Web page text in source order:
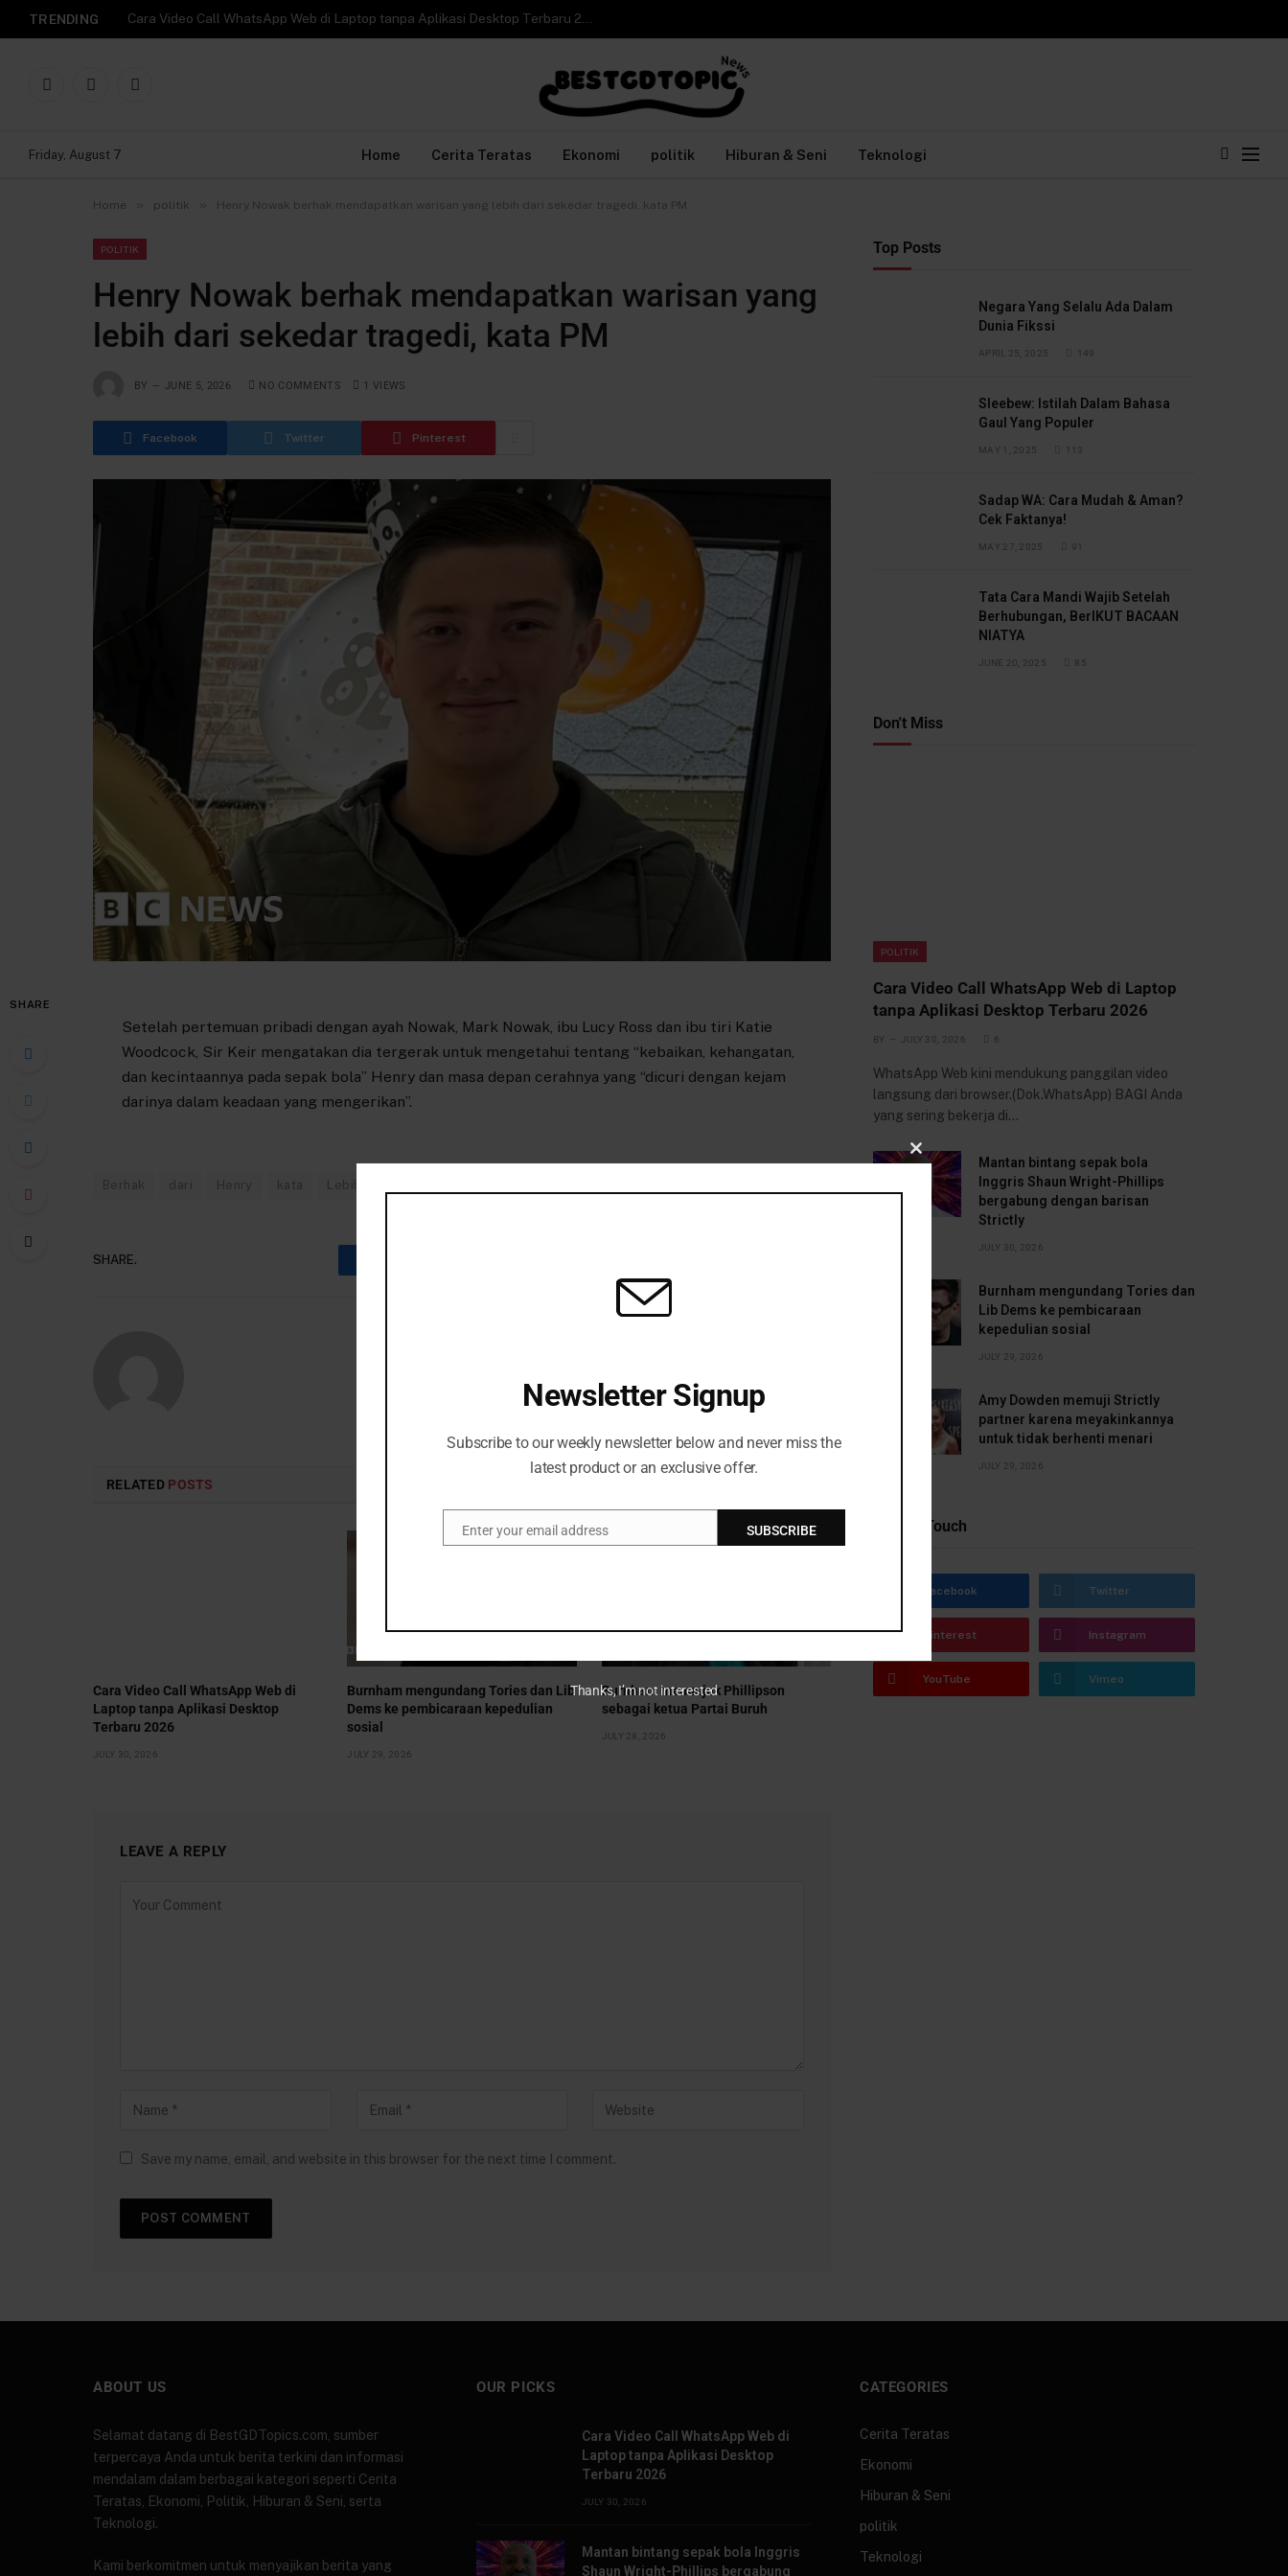
TRENDING Cara Video Call WhatsApp Web di Laptop tanpa Aplikasi Desktop Terbaru 2026
Facebook
X
Instagram
Friday, August 7 Home Cerita Teratas Ekonomi politik Hiburan & Seni Teknologi
Home politik Henry Nowak berhak mendapatkan warisan yang lebih dari sekedar tragedi, kata PM
POLITIK
Henry Nowak berhak mendapatkan warisan yang
lebih dari sekedar tragedi, kata PM
BY JUNE 5, 2026 NO COMMENTS 1 VIEWS
Facebook Twitter Pinterest
SHARE
Setelah pertemuan pribadi dengan ayah Nowak, Mark Nowak, ibu Lucy Ross dan ibu tiri Katie
Woodcock, Sir Keir mengatakan dia tergerak untuk mengetahui tentang “kebaikan, kehangatan,
dan kecintaannya pada sepak bola” Henry dan masa depan cerahnya yang “dicuri dengan kejam
darinya dalam keadaan yang mengerikan”.
Berhak dari Henry kata Lebih
SHARE.
LinkedIn Tumblr
RELATED POSTS
Cara Video Call WhatsApp Web di
Laptop tanpa Aplikasi Desktop
Terbaru 2026
JULY 30, 2026
Burnham mengundang Tories dan Lib
Dems ke pembicaraan kepedulian
sosial
JULY 29, 2026
Burnham menunjuk Phillipson
sebagai ketua Partai Buruh
JULY 28, 2026
LEAVE A REPLY
Save my name, email, and website in this browser for the next time I comment.
Top Posts
Negara Yang Selalu Ada Dalam
Dunia Fikssi
APRIL 25, 2025 149
Sleebew: Istilah Dalam Bahasa
Gaul Yang Populer
MAY 1, 2025 113
Sadap WA: Cara Mudah & Aman?
Cek Faktanya!
MAY 27, 2025 91
Tata Cara Mandi Wajib Setelah
Berhubungan, BerIKUT BACAAN
NIATYA
JUNE 20, 2025 85
Don't Miss
POLITIK
Cara Video Call WhatsApp Web di Laptop
tanpa Aplikasi Desktop Terbaru 2026
BY JULY 30, 2026 6
WhatsApp Web kini mendukung panggilan video
langsung dari browser.(Dok.WhatsApp) BAGI Anda
yang sering bekerja di…
Mantan bintang sepak bola
Inggris Shaun Wright-Phillips
bergabung dengan barisan
Strictly
JULY 30, 2026
Burnham mengundang Tories dan
Lib Dems ke pembicaraan
kepedulian sosial
JULY 29, 2026
Amy Dowden memuji Strictly
partner karena meyakinkannya
untuk tidak berhenti menari
JULY 29, 2026
Stay In Touch
Facebook Twitter
Pinterest Instagram
YouTube Vimeo
ABOUT US
Selamat datang di BestGDTopics.com, sumber
terpercaya Anda untuk berita terkini dan informasi
mendalam dalam berbagai kategori seperti Cerita
Teratas, Ekonomi, Politik, Hiburan & Seni, serta
Teknologi.
Kami berkomitmen untuk menyajikan berita yang
OUR PICKS
Cara Video Call WhatsApp Web di
Laptop tanpa Aplikasi Desktop
Terbaru 2026
JULY 30, 2026
Mantan bintang sepak bola Inggris
Shaun Wright-Phillips bergabung
CATEGORIES
Cerita Teratas
Ekonomi
Hiburan & Seni
politik
Teknologi
CLOSE
THIS
Newsletter Signup
Subscribe to our weekly newsletter below and never miss the
latest product or an exclusive offer.
EmailEnter your email address SUBSCRIBE
Thanks, I’m not interested